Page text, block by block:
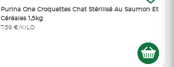
Purina One Croquettes Chat Stérilisé Au Saumon Et
Céréales 1,5kg
7,59 €/KILO